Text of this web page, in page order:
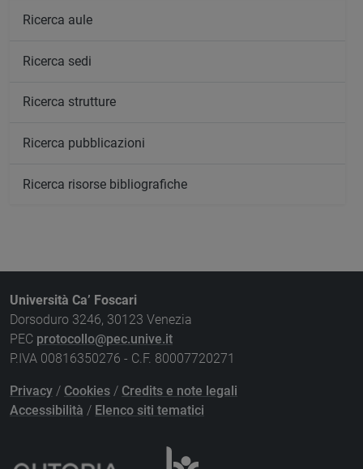
Ricerca aule
Ricerca sedi
Ricerca strutture
Ricerca pubblicazioni
Ricerca risorse bibliografiche
Università Ca’ Foscari
Dorsoduro 3246, 30123 Venezia
PEC protocollo@pec.unive.it
P.IVA 00816350276 - C.F. 80007720271
Privacy / Cookies / Credits e note legali
Accessibilità / Elenco siti tematici